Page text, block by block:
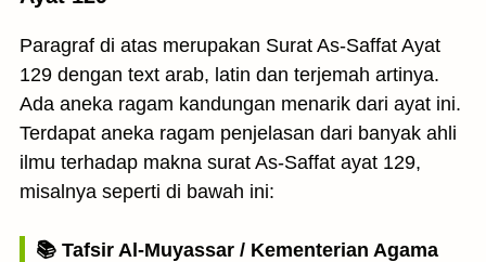
Paragraf di atas merupakan Surat As-Saffat Ayat
129 dengan text arab, latin dan terjemah artinya.
Ada aneka ragam kandungan menarik dari ayat ini.
Terdapat aneka ragam penjelasan dari banyak ahli
ilmu terhadap makna surat As-Saffat ayat 129,
misalnya seperti di bawah ini:
📚 Tafsir Al-Muyassar / Kementerian Agama